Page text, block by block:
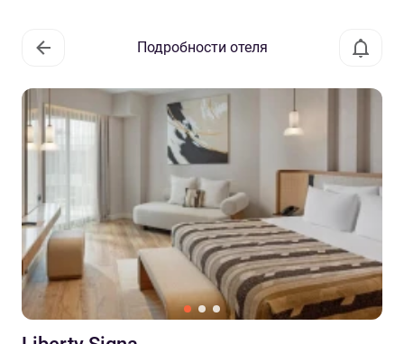
Подробности отеля